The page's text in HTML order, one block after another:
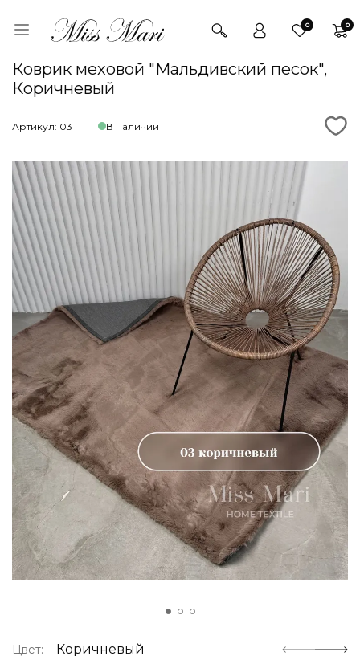
0 0
Коврик меховой "Мальдивский песок",
Коричневый
Артикул: 03 В наличии
Цвет: Коричневый